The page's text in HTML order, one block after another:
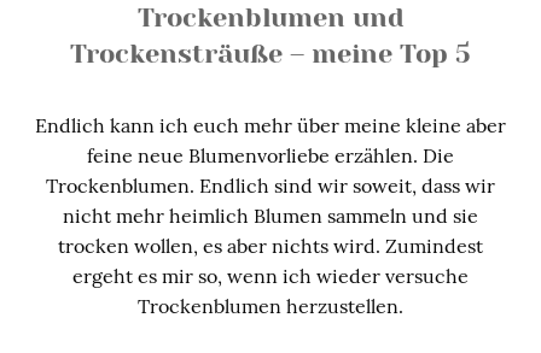
Trockenblumen und
Trockensträuße – meine Top 5
Endlich kann ich euch mehr über meine kleine aber
feine neue Blumenvorliebe erzählen. Die
Trockenblumen. Endlich sind wir soweit, dass wir
nicht mehr heimlich Blumen sammeln und sie
trocken wollen, es aber nichts wird. Zumindest
ergeht es mir so, wenn ich wieder versuche
Trockenblumen herzustellen.